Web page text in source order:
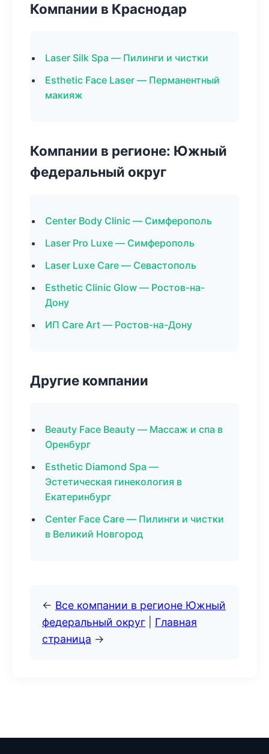
Компании в Краснодар
Laser Silk Spa — Пилинги и чистки
Esthetic Face Laser — Перманентный
макияж
Компании в регионе: Южный
федеральный округ
Center Body Clinic — Симферополь
Laser Pro Luxe — Симферополь
Laser Luxe Care — Севастополь
Esthetic Clinic Glow — Ростов-на-
Дону
ИП Care Art — Ростов-на-Дону
Другие компании
Beauty Face Beauty — Массаж и спа в
Оренбург
Esthetic Diamond Spa —
Эстетическая гинекология в
Екатеринбург
Center Face Care — Пилинги и чистки
в Великий Новгород
← Все компании в регионе Южный
федеральный округ
Главная
страница →